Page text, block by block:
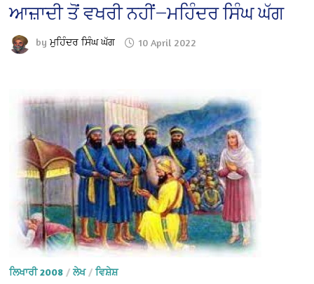
ਆਜ਼ਾਦੀ ਤੋਂ ਵਖਰੀ ਨਹੀਂ—ਮਹਿੰਦਰ ਸਿੰਘ ਘੱਗ
byਮੁਹਿੰਦਰ ਸਿੰਘ ਘੱਗ 10 April 2022
ਲਿਖਾਰੀ 2008 /ਲੇਖ/ਵਿਸ਼ੇਸ਼